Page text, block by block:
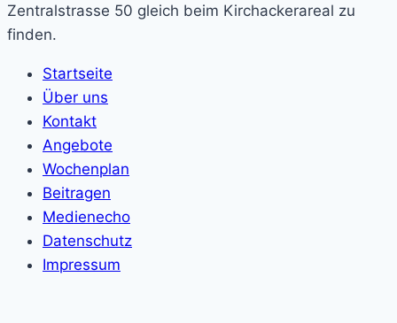
Zentralstrasse 50 gleich beim Kirchackerareal zu
finden.
Startseite
Über uns
Kontakt
Angebote
Wochenplan
Beitragen
Medienecho
Datenschutz
Impressum